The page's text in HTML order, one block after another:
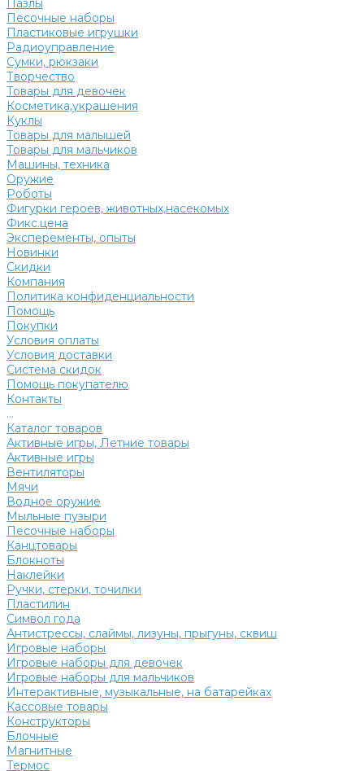
Пазлы
Песочные наборы
Пластиковые игрушки
Радиоуправление
Сумки, рюкзаки
Творчество
Товары для девочек
Косметика,украшения
Куклы
Товары для малышей
Товары для мальчиков
Машины, техника
Оружие
Роботы
Фигурки героев, животных,насекомых
Фикс.цена
Эксперементы, опыты
Новинки
Скидки
Компания
Политика конфиденциальности
Помощь
Покупки
Условия оплаты
Условия доставки
Система скидок
Помощь покупателю
Контакты
...
Каталог товаров
Активные игры, Летние товары
Активные игры
Вентиляторы
Мячи
Водное оружие
Мыльные пузыри
Песочные наборы
Канцтовары
Блокноты
Наклейки
Ручки, стерки, точилки
Пластилин
Символ года
Антистрессы, слаймы, лизуны, прыгуны, сквиш
Игровые наборы
Игровые наборы для девочек
Игровые наборы для мальчиков
Интерактивные, музыкальные, на батарейках
Кассовые товары
Конструкторы
Блочные
Магнитные
Термос